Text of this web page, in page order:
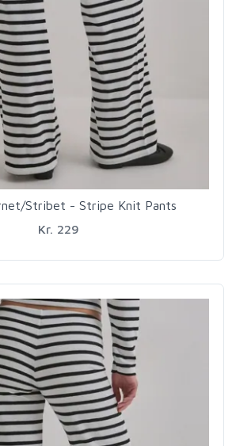
Stribet - Stripe Knit Pants
Kr. 229